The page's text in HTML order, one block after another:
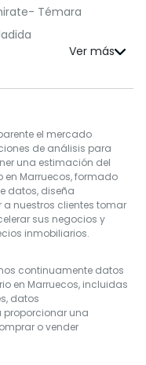
Témara
Ait Melloul
Fnideq
el mercado
de análisis para
una estimación del
en Marruecos, formado
datos, diseña
nuestros clientes tomar
sus negocios y
inmobiliarios.
continuamente datos
en Marruecos, incluidas
datos
una
o vender